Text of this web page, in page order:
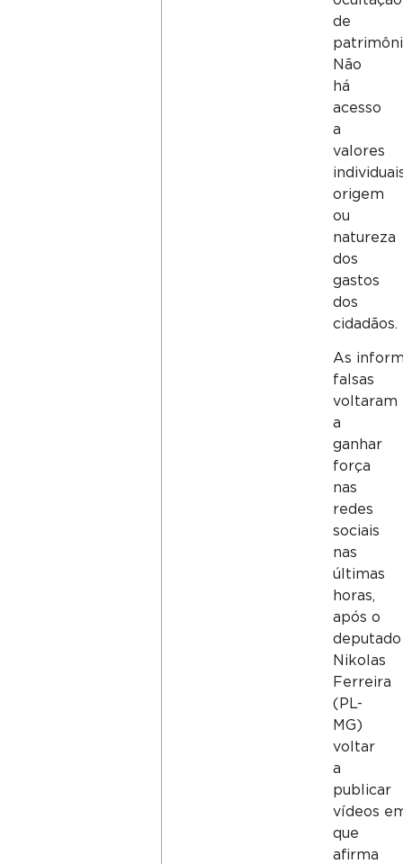
de
Não
há
acesso
a
valores
origem
ou
natureza
dos
gastos
dos
cidadãos.
As
falsas
voltaram
a
ganhar
força
nas
redes
sociais
nas
últimas
horas,
após o
deputado
Nikolas
Ferreira
(PL-
MG)
voltar
a
publicar
vídeos
que
afirma